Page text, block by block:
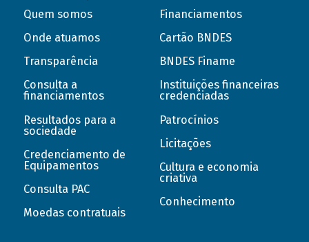
Quem somos
Onde atuamos
Transparência
Consulta a
financiamentos
Resultados para a
sociedade
Credenciamento de
Equipamentos
Consulta PAC
Moedas contratuais
Financiamentos
Cartão BNDES
BNDES Finame
Instituições financeiras
credenciadas
Patrocínios
Licitações
Cultura e economia
criativa
Conhecimento